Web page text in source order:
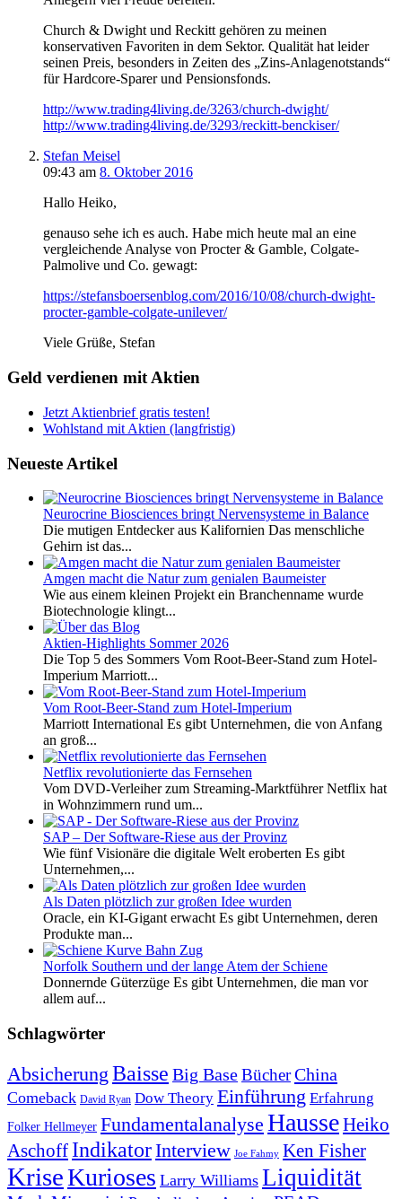
Church & Dwight und Reckitt gehören zu meinen
konservativen Favoriten in dem Sektor. Qualität hat leider
seinen Preis, besonders in Zeiten des „Zins-Anlagenotstands“
für Hardcore-Sparer und Pensionsfonds.
http://www.trading4living.de/3263/church-dwight/
http://www.trading4living.de/3293/reckitt-benckiser/
Stefan Meisel
09:43 am 8. Oktober 2016
Hallo Heiko,
genauso sehe ich es auch. Habe mich heute mal an eine
vergleichende Analyse von Procter & Gamble, Colgate-
Palmolive und Co. gewagt:
https://stefansboersenblog.com/2016/10/08/church-dwight-
procter-gamble-colgate-unilever/
Viele Grüße, Stefan
Geld verdienen mit Aktien
Jetzt Aktienbrief gratis testen!
Wohlstand mit Aktien (langfristig)
Neueste Artikel
Neurocrine Biosciences bringt Nervensysteme in Balance
Die mutigen Entdecker aus Kalifornien Das menschliche
Gehirn ist das...
Amgen macht die Natur zum genialen Baumeister
Wie aus einem kleinen Projekt ein Branchenname wurde
Biotechnologie klingt...
Aktien-Highlights Sommer 2026
Die Top 5 des Sommers Vom Root-Beer-Stand zum Hotel-
Imperium Marriott...
Vom Root-Beer-Stand zum Hotel-Imperium
Marriott International Es gibt Unternehmen, die von Anfang
an groß...
Netflix revolutionierte das Fernsehen
Vom DVD-Verleiher zum Streaming-Marktführer Netflix hat
in Wohnzimmern rund um...
SAP – Der Software-Riese aus der Provinz
Wie fünf Visionäre die digitale Welt eroberten Es gibt
Unternehmen,...
Als Daten plötzlich zur großen Idee wurden
Oracle, ein KI-Gigant erwacht Es gibt Unternehmen, deren
Produkte man...
Norfolk Southern und der lange Atem der Schiene
Donnernde Güterzüge Es gibt Unternehmen, die man vor
allem auf...
Schlagwörter
Absicherung Baisse Big BaseBücherChina
Comeback David Ryan Dow Theory Einführung Erfahrung
Folker Hellmeyer Fundamentalanalyse HausseHeiko
Aschoff IndikatorInterview Joe Fahmy Ken Fisher
KriseKurioses Larry Williams Liquidität